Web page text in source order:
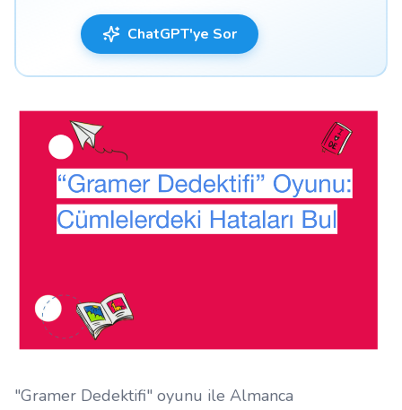
ChatGPT'ye Sor
"Gramer Dedektifi" oyunu ile Almanca